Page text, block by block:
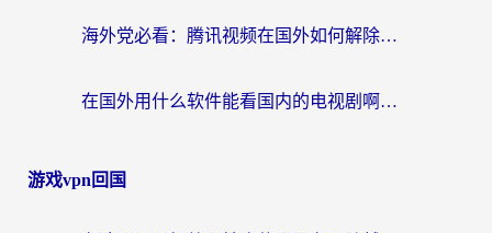
海外党必看：腾讯视频在国外如何解除地域限制？附优酷咪咕使用指南
在国外用什么软件能看国内的电视剧啊？留学生亲测有效的回国加速方案
游戏vpn回国